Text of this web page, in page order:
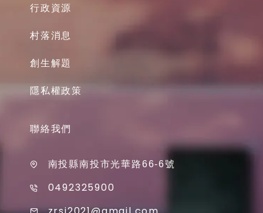
行政資源
村落消息
創生解題
隱私權政策
聯絡我們
南投縣南投市光華路66-6號
0492325900